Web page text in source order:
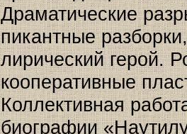
Драматические
пикантные
лирический герой.
кооперативные
Коллективная
биографии